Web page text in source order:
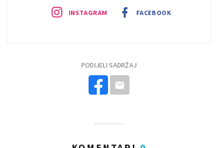
INSTAGRAM FACEBOOK
PODIJELI SADRŽAJ